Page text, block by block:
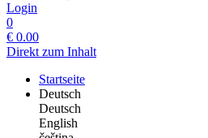
Login
0
€ 0.00
Direkt zum Inhalt
Startseite
Deutsch
Deutsch
English